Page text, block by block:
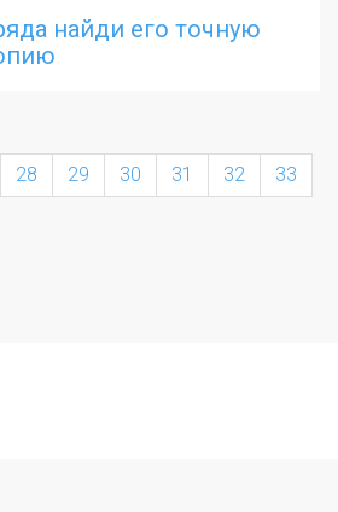
найди его точную
28 29 30 31 32
33